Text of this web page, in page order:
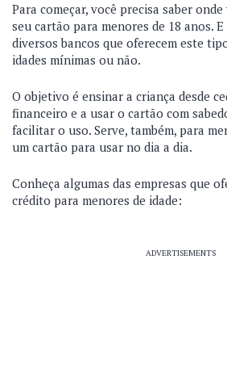
Para começar, você precisa saber
seu cartão para menores de 18 anos.
diversos bancos que oferecem este
idades mínimas ou não.
O objetivo é ensinar a criança desde
financeiro e a usar o cartão com
facilitar o uso. Serve, também, para
um cartão para usar no dia a dia.
Conheça algumas das empresas que
crédito para menores de idade:
ADVERTISEMENTS